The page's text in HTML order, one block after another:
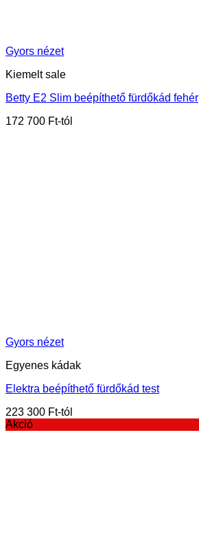
Gyors nézet
Kiemelt sale
Betty E2 Slim beépíthető fürdőkád fehér
172 700 Ft
Gyors nézet
Egyenes kádak
Elektra beépíthető fürdőkád test
223 300 Ft
Akció